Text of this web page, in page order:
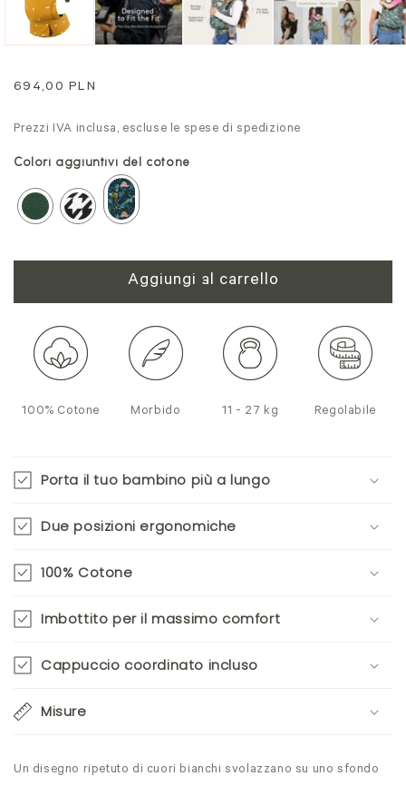
modale
Prezzo
694,00 PLN
Prezzi IVA inclusa, escluse le spese di spedizione
Colori aggiuntivi del cotone
Aggiungi al carrello
100% Cotone Morbido 11 - 27 kg Regolabile
Porta il tuo bambino più a lungo
Due posizioni ergonomiche
100% Cotone
Imbottito per il massimo comfort
Cappuccio coordinato incluso
Misure
Un disegno ripetuto di cuori bianchi svolazzano su uno sfondo